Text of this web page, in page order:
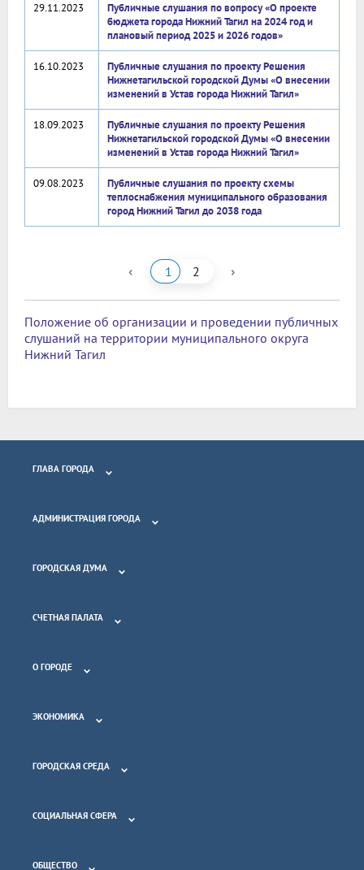
29.11.2023
Публичные слушания по вопросу «О проекте
бюджета города Нижний Тагил на 2024 год и
плановый период 2025 и 2026 годов»
16.10.2023
Публичные слушания по проекту Решения
Нижнетагильской городской Думы «О внесении
изменений в Устав города Нижний Тагил»
18.09.2023
Публичные слушания по проекту Решения
Нижнетагильской городской Думы «О внесении
изменений в Устав города Нижний Тагил»
09.08.2023
Публичные слушания по проекту схемы
теплоснабжения муниципального образования
город Нижний Тагил до 2038 года
‹ 1 2 ›
Положение об организации и проведении публичных
слушаний на территории муниципального округа
Нижний Тагил
ГЛАВА ГОРОДА
АДМИНИСТРАЦИЯ ГОРОДА
ГОРОДСКАЯ ДУМА
СЧЕТНАЯ ПАЛАТА
О ГОРОДЕ
ЭКОНОМИКА
ГОРОДСКАЯ СРЕДА
СОЦИАЛЬНАЯ СФЕРА
ОБЩЕСТВО